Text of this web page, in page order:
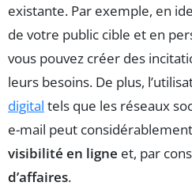
existante. Par exemple, en
de votre public cible et en
vous pouvez créer des
leurs besoins. De plus,
digital tels que les réseaux
e-mail peut
visibilité en ligne et, par
d’affaires.